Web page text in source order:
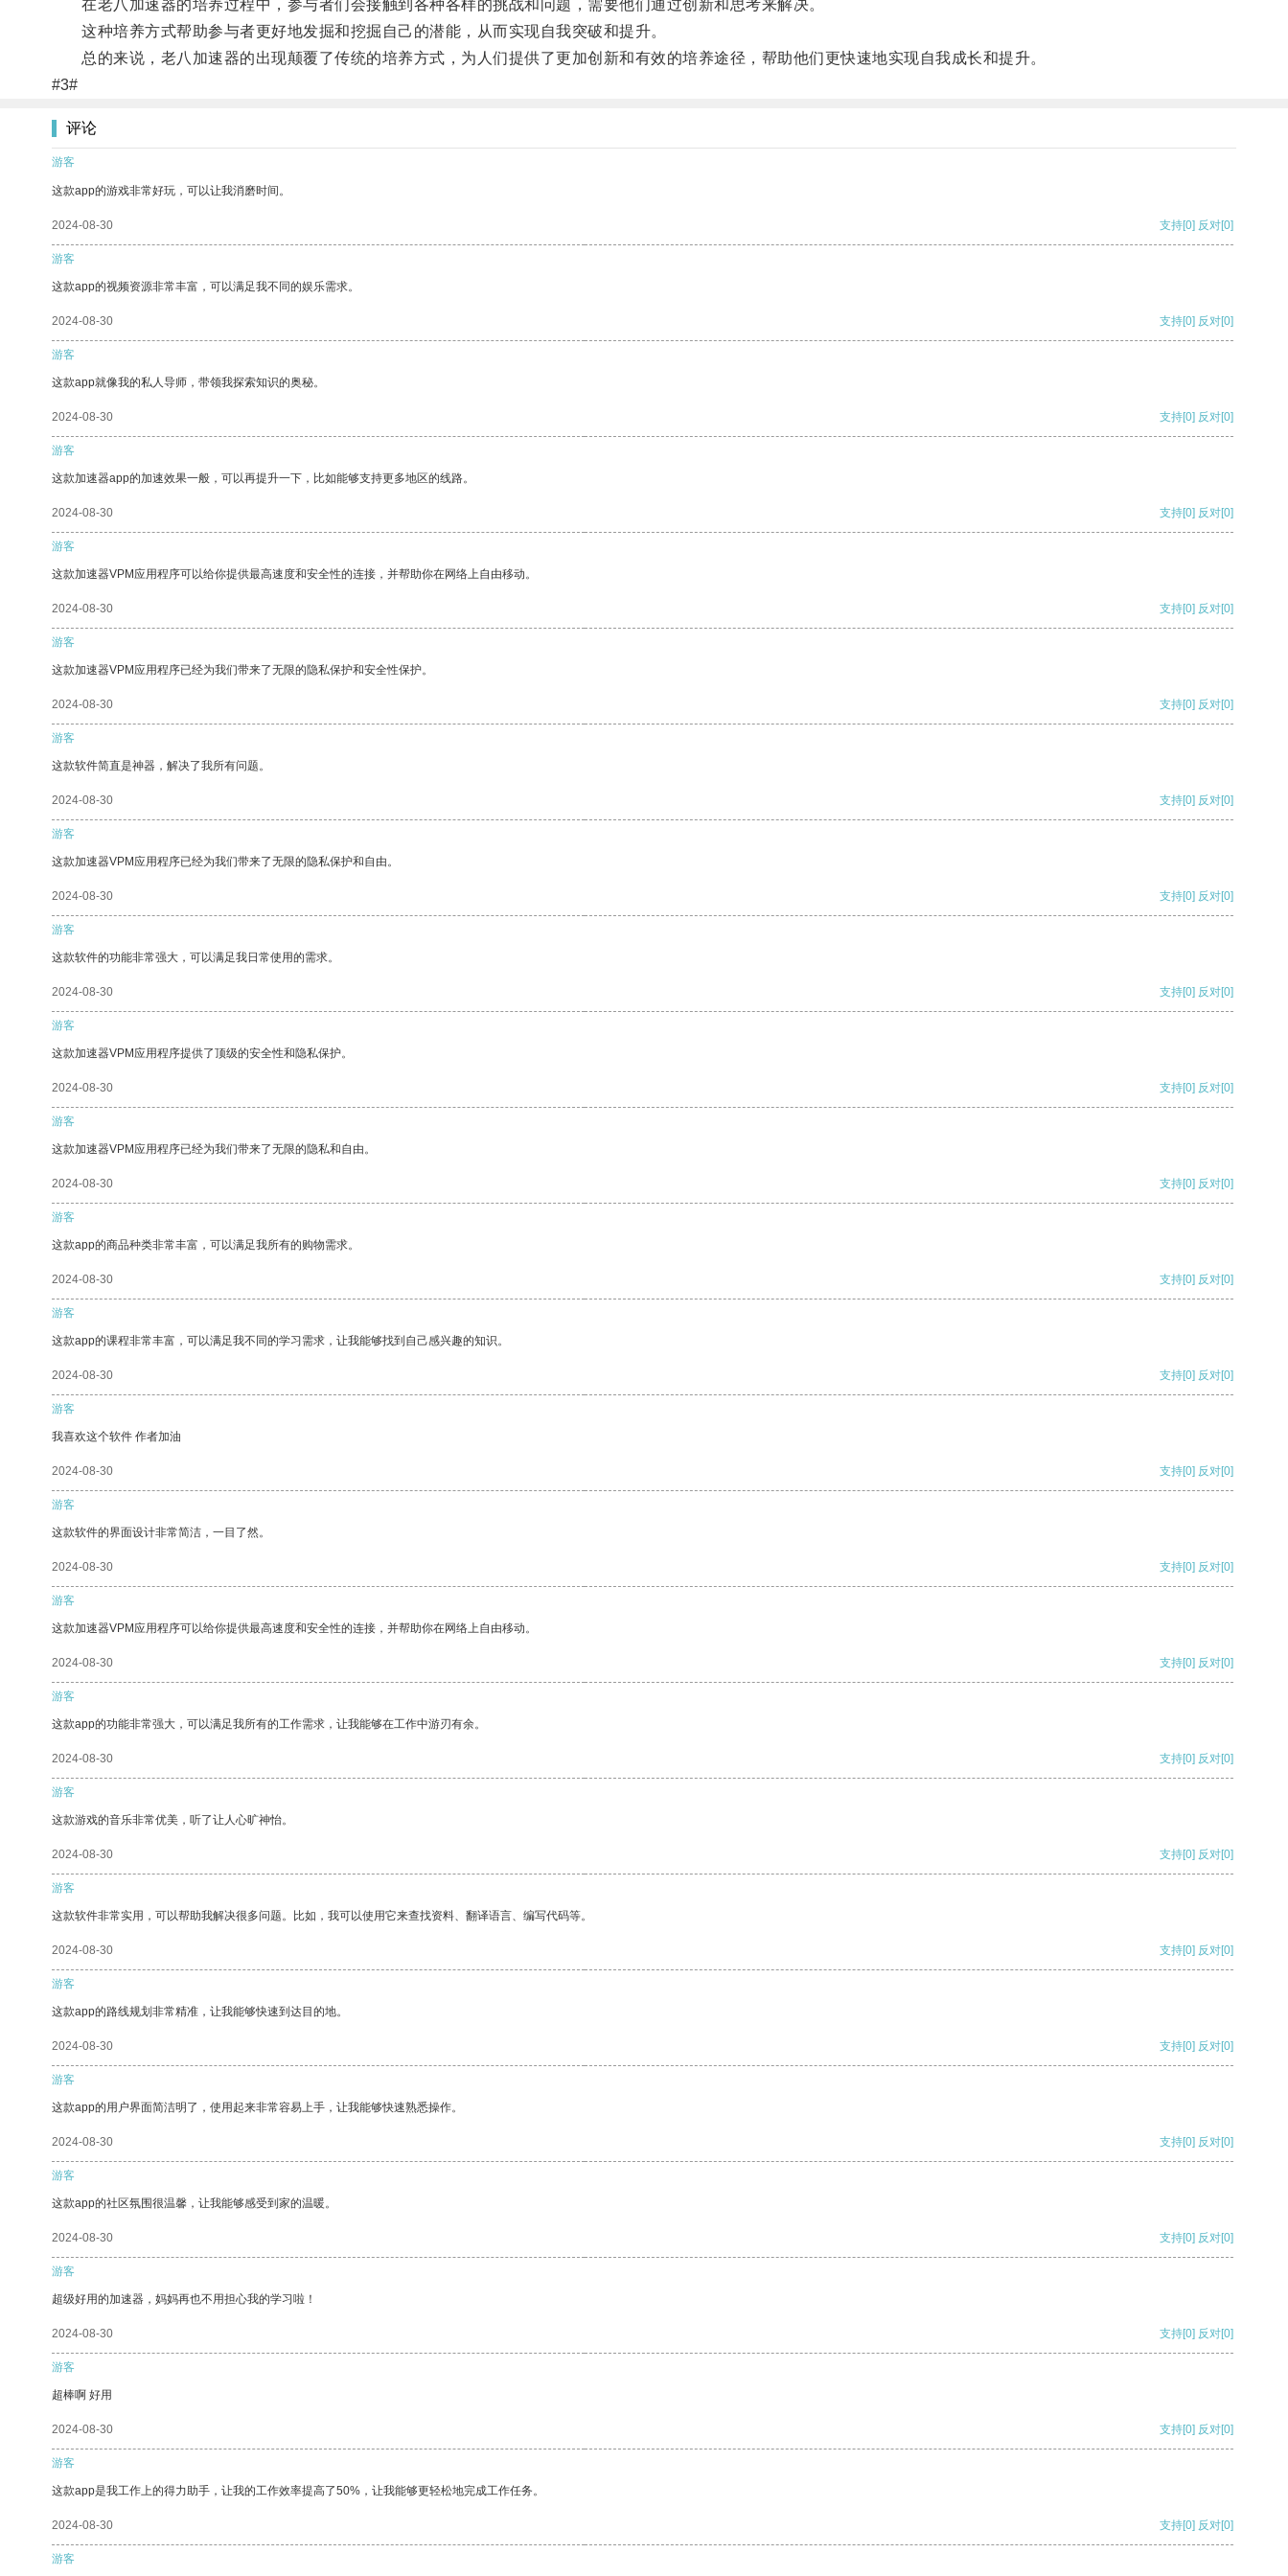
在老八加速器的培养过程中，参与者们会接触到各种各样的挑战和问题，需要他们通过创新和思考来解决。
这种培养方式帮助参与者更好地发掘和挖掘自己的潜能，从而实现自我突破和提升。
总的来说，老八加速器的出现颠覆了传统的培养方式，为人们提供了更加创新和有效的培养途径，帮助他们更快速地实现自我成长和提升。
#3#
评论
游客
这款app的游戏非常好玩，可以让我消磨时间。
2024-08-30 支持[0] 反对[0]
游客
这款app的视频资源非常丰富，可以满足我不同的娱乐需求。
2024-08-30 支持[0] 反对[0]
游客
这款app就像我的私人导师，带领我探索知识的奥秘。
2024-08-30 支持[0] 反对[0]
游客
这款加速器app的加速效果一般，可以再提升一下，比如能够支持更多地区的线路。
2024-08-30 支持[0] 反对[0]
游客
这款加速器VPM应用程序可以给你提供最高速度和安全性的连接，并帮助你在网络上自由移动。
2024-08-30 支持[0] 反对[0]
游客
这款加速器VPM应用程序已经为我们带来了无限的隐私保护和安全性保护。
2024-08-30 支持[0] 反对[0]
游客
这款软件简直是神器，解决了我所有问题。
2024-08-30 支持[0] 反对[0]
游客
这款加速器VPM应用程序已经为我们带来了无限的隐私保护和自由。
2024-08-30 支持[0] 反对[0]
游客
这款软件的功能非常强大，可以满足我日常使用的需求。
2024-08-30 支持[0] 反对[0]
游客
这款加速器VPM应用程序提供了顶级的安全性和隐私保护。
2024-08-30 支持[0] 反对[0]
游客
这款加速器VPM应用程序已经为我们带来了无限的隐私和自由。
2024-08-30 支持[0] 反对[0]
游客
这款app的商品种类非常丰富，可以满足我所有的购物需求。
2024-08-30 支持[0] 反对[0]
游客
这款app的课程非常丰富，可以满足我不同的学习需求，让我能够找到自己感兴趣的知识。
2024-08-30 支持[0] 反对[0]
游客
我喜欢这个软件 作者加油
2024-08-30 支持[0] 反对[0]
游客
这款软件的界面设计非常简洁，一目了然。
2024-08-30 支持[0] 反对[0]
游客
这款加速器VPM应用程序可以给你提供最高速度和安全性的连接，并帮助你在网络上自由移动。
2024-08-30 支持[0] 反对[0]
游客
这款app的功能非常强大，可以满足我所有的工作需求，让我能够在工作中游刃有余。
2024-08-30 支持[0] 反对[0]
游客
这款游戏的音乐非常优美，听了让人心旷神怡。
2024-08-30 支持[0] 反对[0]
游客
这款软件非常实用，可以帮助我解决很多问题。比如，我可以使用它来查找资料、翻译语言、编写代码等。
2024-08-30 支持[0] 反对[0]
游客
这款app的路线规划非常精准，让我能够快速到达目的地。
2024-08-30 支持[0] 反对[0]
游客
这款app的用户界面简洁明了，使用起来非常容易上手，让我能够快速熟悉操作。
2024-08-30 支持[0] 反对[0]
游客
这款app的社区氛围很温馨，让我能够感受到家的温暖。
2024-08-30 支持[0] 反对[0]
游客
超级好用的加速器，妈妈再也不用担心我的学习啦！
2024-08-30 支持[0] 反对[0]
游客
超棒啊 好用
2024-08-30 支持[0] 反对[0]
游客
这款app是我工作上的得力助手，让我的工作效率提高了50%，让我能够更轻松地完成工作任务。
2024-08-30 支持[0] 反对[0]
游客